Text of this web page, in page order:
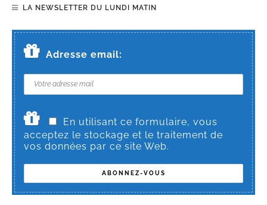
LA NEWSLETTER DU LUNDI MATIN
Adresse email:
En utilisant ce formulaire, vous
acceptez le stockage et le traitement de
vos données par ce site Web.